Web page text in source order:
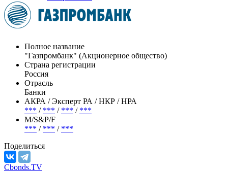
Полное название
"Газпромбанк" (Акционерное общество)
Страна регистрации
Россия
Отрасль
Банки
АКРА / Эксперт РА / НКР / НРА
*** / *** / *** / ***
М/S&P/F
*** / *** / ***
Поделиться
Cbonds.TV